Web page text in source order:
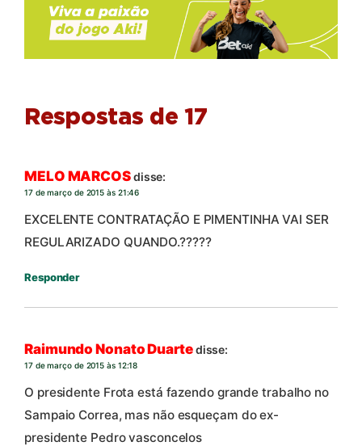
Respostas de 17
MELO MARCOSdisse:
17 de março de 2015 às 21:46
EXCELENTE CONTRATAÇÃO E PIMENTINHA VAI SER
REGULARIZADO QUANDO.?????
Responder
Raimundo Nonato Duartedisse:
17 de março de 2015 às 12:18
O presidente Frota está fazendo grande trabalho no
Sampaio Correa, mas não esqueçam do ex-
presidente Pedro vasconcelos